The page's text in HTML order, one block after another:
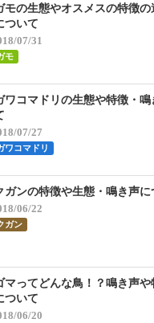
モの生態やオスメスの特徴の
ついて
07/31
モ
ワコマドリの生態や特徴・鳴
07/27
ワコマドリ
ガンの特徴や生態・鳴き声に
06/22
ガン
マってどんな鳥！？鳴き声
ついて
06/20